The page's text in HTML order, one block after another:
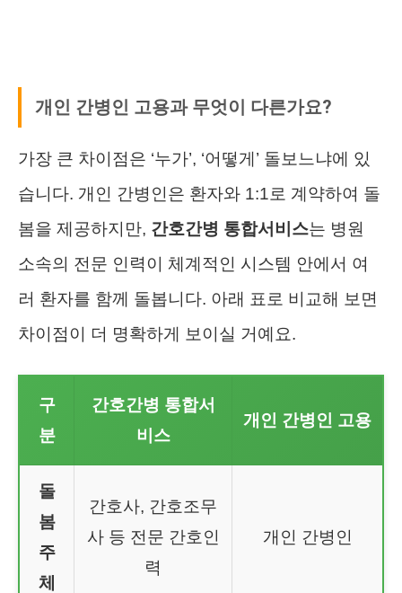
개인 간병인 고용과 무엇이 다른가요?
가장 큰 차이점은 ‘누가’, ‘어떻게’ 돌보느냐에 있
습니다. 개인 간병인은 환자와 1:1로 계약하여 돌
봄을 제공하지만, 간호간병 통합서비스는 병원
소속의 전문 인력이 체계적인 시스템 안에서 여
러 환자를 함께 돌봅니다. 아래 표로 비교해 보면
차이점이 더 명확하게 보이실 거예요.
구
분
간호간병 통합서
비스
개인 간병인 고용
돌
봄
주
체
간호사, 간호조무
사 등 전문 간호인
력
개인 간병인